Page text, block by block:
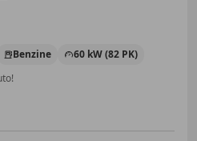
Benzine
60 kW (82 PK)